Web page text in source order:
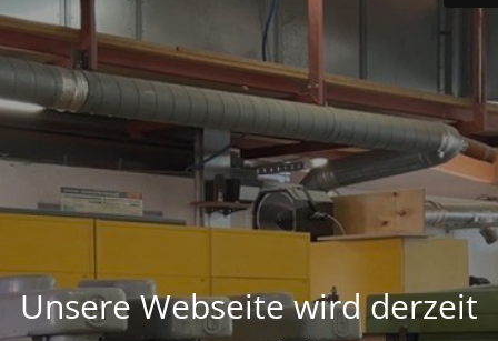
Unsere Webseite wird derzeit